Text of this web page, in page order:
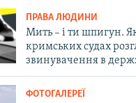
ПРАВА ЛЮДИНИ
Мить – і ти шпигун.
кримських судах
звинувачення в
ФОТОГАЛЕРЕЇ